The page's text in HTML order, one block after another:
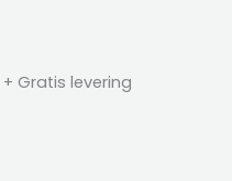
+ Gratis levering